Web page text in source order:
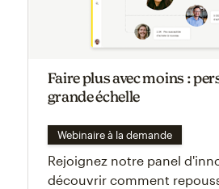
Faire plus avec moins :
grande échelle
Webinaire à la demande
Rejoignez notre panel
découvrir comment